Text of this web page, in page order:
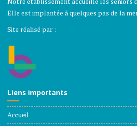
Elle est implantée à quelques pas de la
Site réalisé par :
Liens importants
Accueil